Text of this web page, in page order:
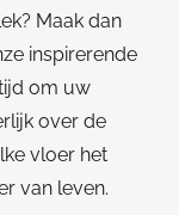
Maak dan
inspirerende
om uw
over de
vloer het
van leven.